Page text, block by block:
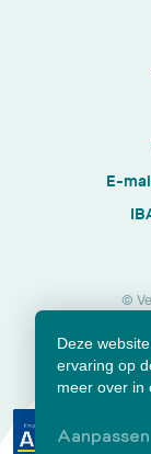
Deze
ervaring op
meer over in
Aanpassen
E-
©